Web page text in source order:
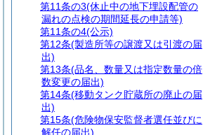
第11条の3(休止中の地下埋設配管の
漏れの点検の期間延長の申請等)
第11条の4(公示)
第12条(製造所等の譲渡又は引渡の届
出)
第13条(品名、数量又は指定数量の倍
数変更の届出)
第14条(移動タンク貯蔵所の廃止の届
出)
第15条(危険物保安監督者選任並びに
解任の届出)